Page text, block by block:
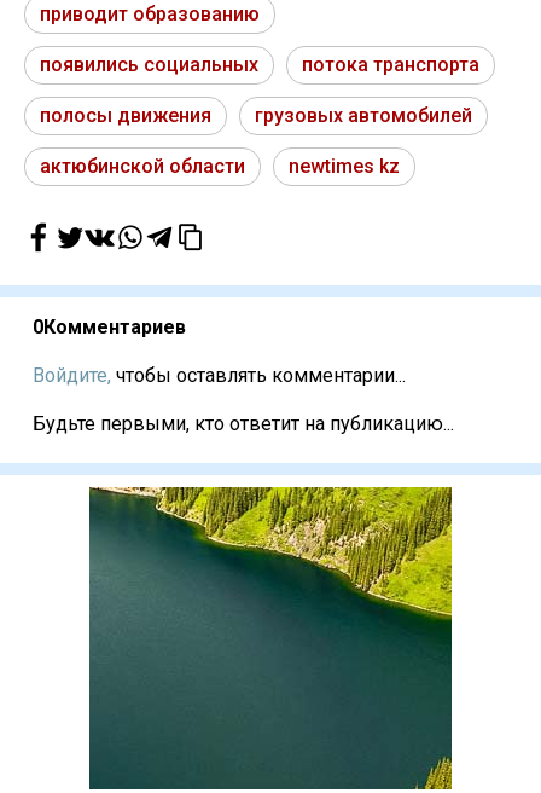
приводит образованию
появились социальных потока транспорта
полосы движения грузовых автомобилей
актюбинской области newtimes kz
0Комментариев
Войдите, чтобы оставлять комментарии...
Будьте первыми, кто ответит на публикацию...